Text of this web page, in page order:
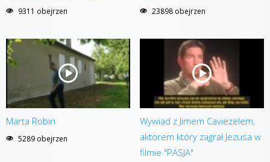
9311 obejrzen 23898 obejrzen
Marta Robin
5289 obejrzen
Wywiad z Jimem Caviezelem,
aktorem który zagrał Jezusa w
filmie "PASJA"